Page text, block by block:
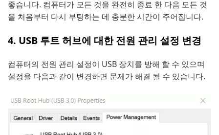
좋습니다. 컴퓨터가 모든 것을 완전히 종료 한 다음 모든 것
을 처음부터 다시 부팅하는 데 충분한 시간이 주어집니다.
4. USB 루트 허브에 대한 전원 관리 설정 변경
컴퓨터의 전원 관리 설정이 USB 장치를 방해 할 수 있으며
설정을 다음과 같이 변경하면 문제가 해결 될 수 있습니다.